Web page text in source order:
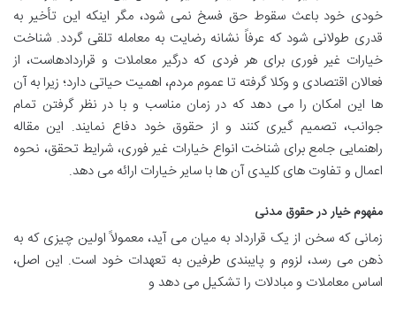
خودی خود باعث سقوط حق فسخ نمی شود، مگر اینکه این تأخیر به
قدری طولانی شود که عرفاً نشانه رضایت به معامله تلقی گردد. شناخت
خیارات غیر فوری برای هر فردی که درگیر معاملات و قراردادهاست، از
فعالان اقتصادی و وکلا گرفته تا عموم مردم، اهمیت حیاتی دارد؛ زیرا به آن
ها این امکان را می دهد که در زمان مناسب و با در نظر گرفتن تمام
جوانب، تصمیم گیری کنند و از حقوق خود دفاع نمایند. این مقاله
راهنمایی جامع برای شناخت انواع خیارات غیر فوری، شرایط تحقق، نحوه
اعمال و تفاوت های کلیدی آن ها با سایر خیارات ارائه می دهد.
مفهوم خیار در حقوق مدنی
زمانی که سخن از یک قرارداد به میان می آید، معمولاً اولین چیزی که به
ذهن می رسد، لزوم و پایبندی طرفین به تعهدات خود است. این اصل،
اساس معاملات و مبادلات را تشکیل می دهد و